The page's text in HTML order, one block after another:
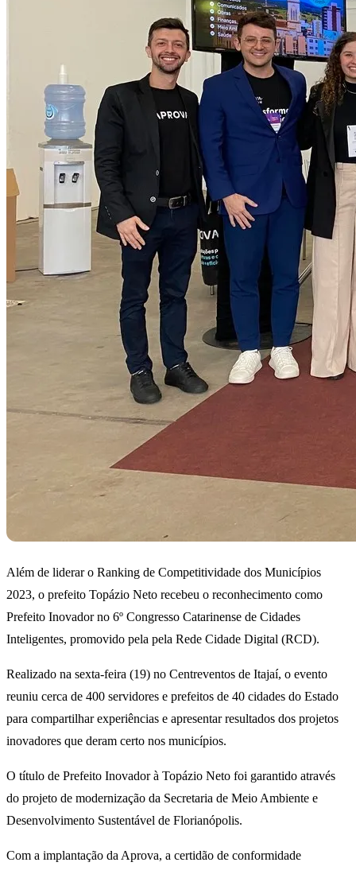
Além de liderar o Ranking de Competitividade dos Municípios
2023, o prefeito Topázio Neto recebeu o reconhecimento como
Prefeito Inovador no 6º Congresso Catarinense de Cidades
Inteligentes, promovido pela pela Rede Cidade Digital (RCD).
Realizado na sexta-feira (19) no Centreventos de Itajaí, o evento
reuniu cerca de 400 servidores e prefeitos de 40 cidades do Estado
para compartilhar experiências e apresentar resultados dos projetos
inovadores que deram certo nos municípios.
O título de Prefeito Inovador à Topázio Neto foi garantido através
do projeto de modernização da Secretaria de Meio Ambiente e
Desenvolvimento Sustentável de Florianópolis.
Com a implantação da Aprova, a certidão de conformidade